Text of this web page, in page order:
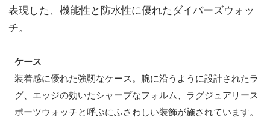
表現した、機能性と防水性に優れたダイバーズウォッ
チ。
ケース
装着感に優れた強靭なケース。腕に沿うように設計されたラ
グ、エッジの効いたシャープなフォルム、ラグジュアリース
ポーツウォッチと呼ぶにふさわしい装飾が施されています。